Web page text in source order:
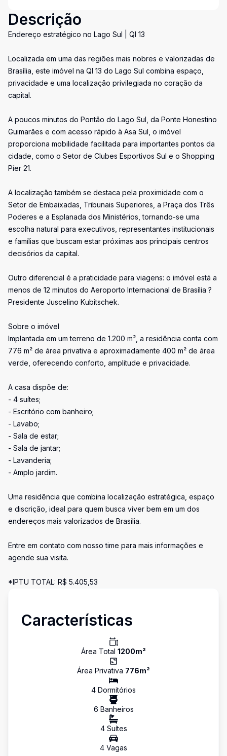
Descrição
Endereço estratégico no Lago Sul | QI 13
Localizada em uma das regiões mais nobres e valorizadas de
Brasília, este imóvel na QI 13 do Lago Sul combina espaço,
privacidade e uma localização privilegiada no coração da
capital.
A poucos minutos do Pontão do Lago Sul, da Ponte Honestino
Guimarães e com acesso rápido à Asa Sul, o imóvel
proporciona mobilidade facilitada para importantes pontos da
cidade, como o Setor de Clubes Esportivos Sul e o Shopping
Píer 21.
A localização também se destaca pela proximidade com o
Setor de Embaixadas, Tribunais Superiores, a Praça dos Três
Poderes e a Esplanada dos Ministérios, tornando-se uma
escolha natural para executivos, representantes institucionais
e famílias que buscam estar próximas aos principais centros
decisórios da capital.
Outro diferencial é a praticidade para viagens: o imóvel está a
menos de 12 minutos do Aeroporto Internacional de Brasília ?
Presidente Juscelino Kubitschek.
Sobre o imóvel
Implantada em um terreno de 1.200 m², a residência conta com
776 m² de área privativa e aproximadamente 400 m² de área
verde, oferecendo conforto, amplitude e privacidade.
A casa dispõe de:
- 4 suítes;
- Escritório com banheiro;
- Lavabo;
- Sala de estar;
- Sala de jantar;
- Lavanderia;
- Amplo jardim.
Uma residência que combina localização estratégica, espaço
e discrição, ideal para quem busca viver bem em um dos
endereços mais valorizados de Brasília.
Entre em contato com nosso time para mais informações e
agende sua visita.
*IPTU TOTAL: R$ 5.405,53
Características
Área Total 1200m²
Área Privativa 776m²
4 Dormitórios
6 Banheiros
4Suítes
4 Vagas